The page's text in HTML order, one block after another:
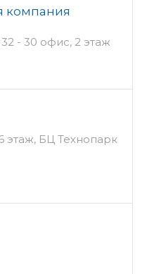
компания
- 30 офис, 2 этаж
этаж, БЦ Технопарк